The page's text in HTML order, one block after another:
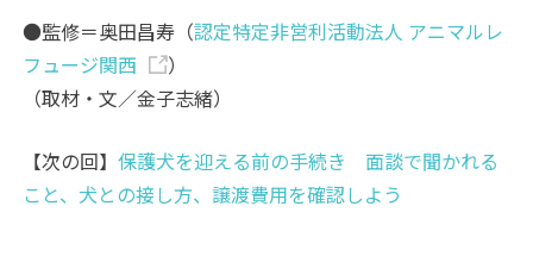
●監修＝奥田昌寿（認定特定非営利活動法人 アニマルレ
フュージ関西
）
（取材・文／金子志緒）
【次の回】保護犬を迎える前の手続き 面談で聞かれる
こと、犬との接し方、譲渡費用を確認しよう